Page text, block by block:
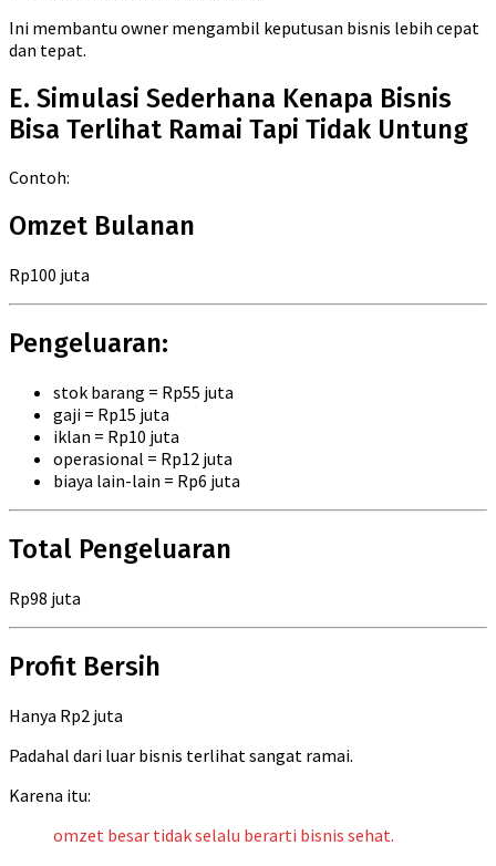
Ini membantu owner mengambil keputusan bisnis lebih cepat
dan tepat.
E. Simulasi Sederhana Kenapa Bisnis
Bisa Terlihat Ramai Tapi Tidak Untung
Contoh:
Omzet Bulanan
Rp100 juta
Pengeluaran:
stok barang = Rp55 juta
gaji = Rp15 juta
iklan = Rp10 juta
operasional = Rp12 juta
biaya lain-lain = Rp6 juta
Total Pengeluaran
Rp98 juta
Profit Bersih
Hanya Rp2 juta
Padahal dari luar bisnis terlihat sangat ramai.
Karena itu:
omzet besar tidak selalu berarti bisnis sehat.